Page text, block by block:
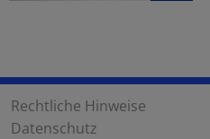
Rechtliche Hinweise
Datenschutz